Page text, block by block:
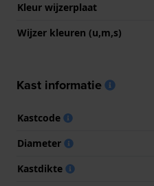
Kleur wijzerplaat
Wijzer kleuren (u,m,s)
Kast informatie
Kastcode
Diameter
Kastdikte